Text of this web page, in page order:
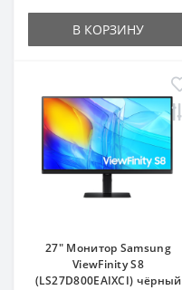
В КОРЗИНУ
27" Монитор Samsung
ViewFinity S8
(LS27D800EAIXCI) чёрный